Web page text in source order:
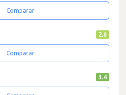
Comparar
2.6
Comparar
3.4